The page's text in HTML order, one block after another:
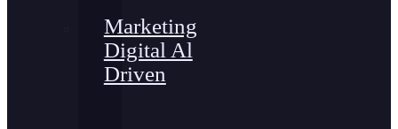
Marketing
Digital Al
Driven